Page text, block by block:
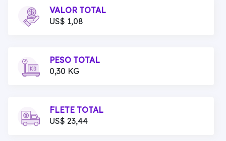
VALOR TOTAL
US$ 1,08
PESO TOTAL
0,30 KG
FLETE TOTAL
US$ 23,44